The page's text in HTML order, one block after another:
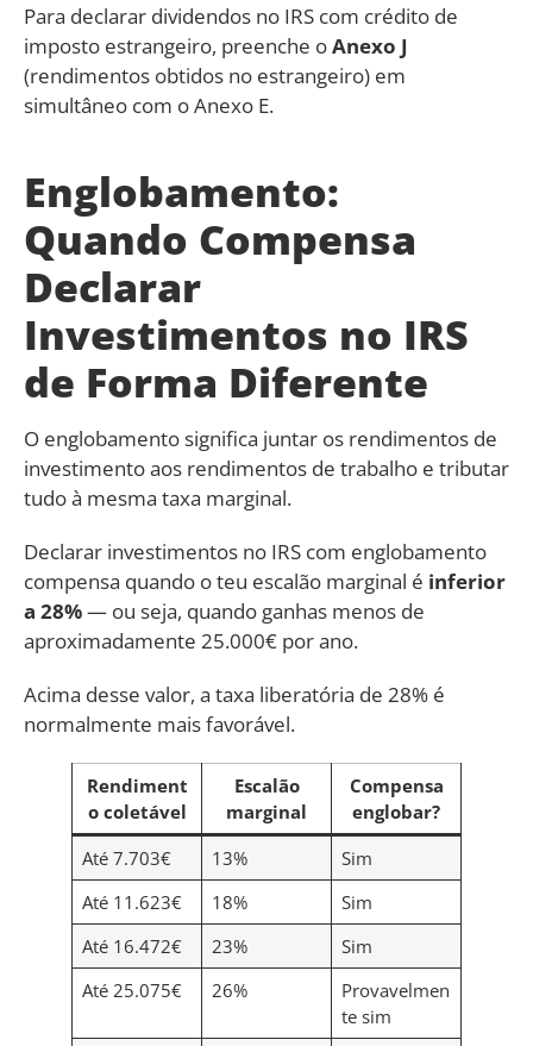
Para declarar dividendos no IRS com crédito de
imposto estrangeiro, preenche oAnexo J
(rendimentos obtidos no estrangeiro) em
simultâneo com o Anexo E.
Englobamento:
Quando Compensa
Declarar
Investimentos no IRS
de Forma Diferente
O englobamento significa juntar os rendimentos de
investimento aos rendimentos de trabalho e tributar
tudo à mesma taxa marginal.
Declarar investimentos no IRS com englobamento
compensa quando o teu escalão marginal é inferior
a 28%— ou seja, quando ganhas menos de
aproximadamente 25.000€ por ano.
Acima desse valor, a taxa liberatória de 28% é
normalmente mais favorável.
Rendiment
o coletável
Escalão
marginal
Compensa
englobar?
Até 7.703€
13%
Sim
Até 11.623€
18%
Sim
Até 16.472€
23%
Sim
Até 25.075€
26%
Provavelmen
te sim